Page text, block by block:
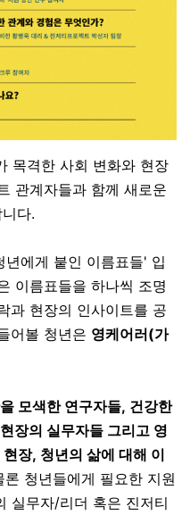
목격한 사회 변화와 현장
관계자들과 함께 새로운
다.
에게 붙인 이름표들' 입
이름표들을 하나씩 조명
과 현장의 인사이트를 공
어볼 청년은 영케어러(가
모색한 연구자들, 건강한
장의 실무자들 그리고 영
장, 청년의 삶에 대해 이
론 청년들에게 필요한 지원
실무자/리더 혹은 진저티